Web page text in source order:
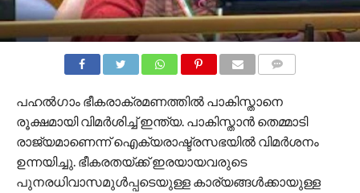
പഹല്‍ഗാം ഭീകരാക്രമണത്തില്‍ പാകിസ്താനെ
രൂക്ഷമായി വിമര്‍ശിച്ച് ഇന്ത്യ. പാകിസ്താന്‍ തെമ്മാടി
രാജ്യമാണെന്ന് ഐക്യരാഷ്ട്രസഭയിൽ വിമര്‍ശനം
ഉന്നയിച്ചു. ഭീകരതയ്ക്ക് ഇരയായവരുടെ
പുനരധിവാസമുള്‍പ്പടെയുള്ള കാര്യങ്ങള്‍ക്കായുള്ള